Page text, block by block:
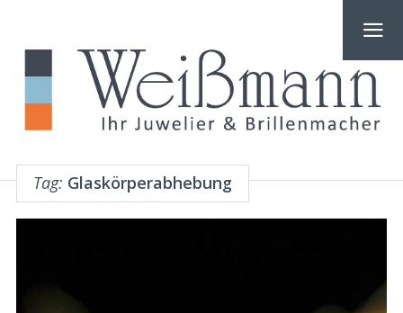
Tag: Glaskörperabhebung